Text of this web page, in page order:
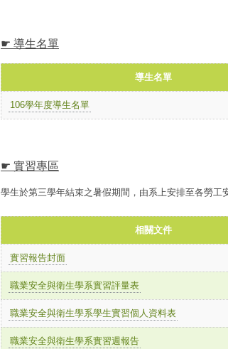
☛ 導生名單
導生名單
106學年度導生名單
☛ 實習專區
學生於第三學年結束之暑假期間，由系上安排至各勞工
相關文件
實習報告封面
職業安全與衛生學系實習評量表
職業安全與衛生學系學生實習個人資料表
職業安全與衛生學系實習週報告